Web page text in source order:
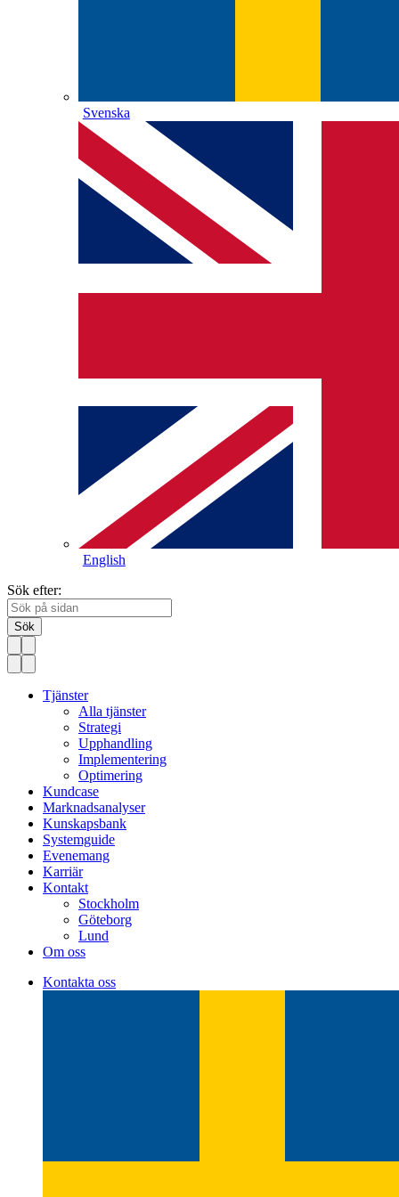
Svenska
English
Sök efter:
Sök
Tjänster
Alla tjänster
Strategi
Upphandling
Implementering
Optimering
Kundcase
Marknadsanalyser
Kunskapsbank
Systemguide
Evenemang
Karriär
Kontakt
Stockholm
Göteborg
Lund
Om oss
Kontakta oss